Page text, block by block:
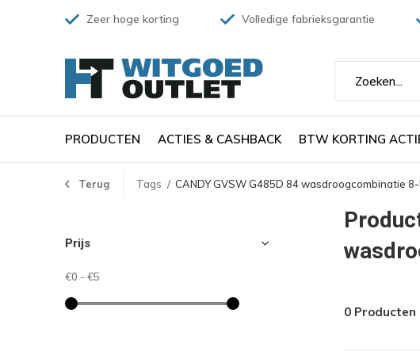
PRODUCTEN ACTIES & CASHBACK BTW KORTING
Zeer hoge korting Volledige fabrieksgarantie
Terug Tags CANDY GVSW G485D 84 wasdroogcombinatie
0 Producten
Prijs
€0 - €5